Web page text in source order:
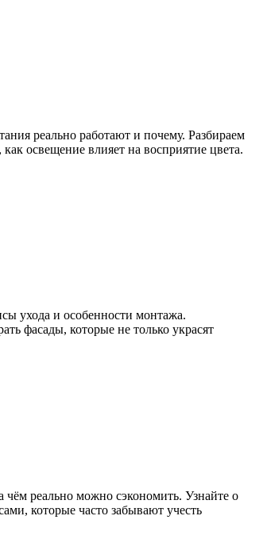
реально работают и почему. Разбираем
освещение влияет на восприятие цвета.
ухода и особенности монтажа.
фасады, которые не только украсят
чём реально можно сэкономить. Узнайте о
которые часто забывают учесть